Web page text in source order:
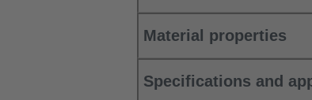
Material properties
Specifications and